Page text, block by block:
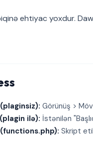
ehtiyac yoxdur.
Görünüş >
ilə): İstənilən
Skript